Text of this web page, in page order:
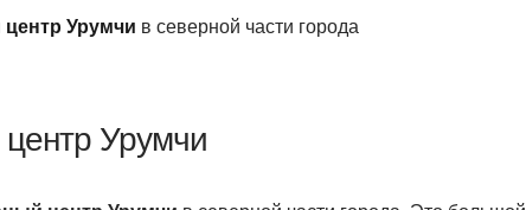
Урумчи в северной части города
центр Урумчи